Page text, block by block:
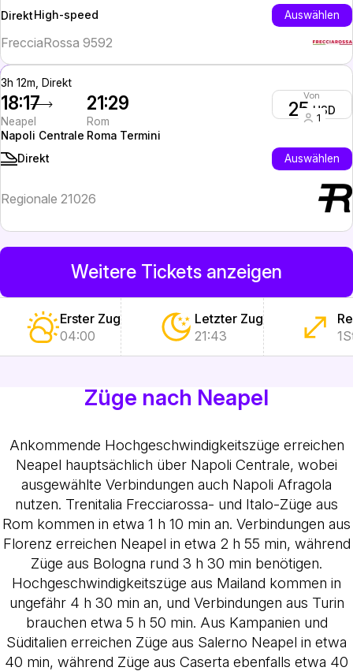
Direkt High-speed Auswählen
FrecciaRossa 9592
3h 12m, Direkt
18:17
Neapel
Napoli Centrale
21:29
Rom
Roma Termini
Von
25USD
1
Direkt Auswählen
Regionale 21026
Weitere Tickets anzeigen
Erster Zug
04:00
Letzter Zug
21:43
Züge nach Neapel
Ankommende Hochgeschwindigkeitszüge erreichen
Neapel hauptsächlich über Napoli Centrale, wobei
ausgewählte Verbindungen auch Napoli Afragola
nutzen. Trenitalia Frecciarossa- und Italo-Züge aus
Rom kommen in etwa 1 h 10 min an. Verbindungen aus
Florenz erreichen Neapel in etwa 2 h 55 min, während
Züge aus Bologna rund 3 h 30 min benötigen.
Hochgeschwindigkeitszüge aus Mailand kommen in
ungefähr 4 h 30 min an, und Verbindungen aus Turin
brauchen etwa 5 h 50 min. Aus Kampanien und
Süditalien erreichen Züge aus Salerno Neapel in etwa
40 min, während Züge aus Caserta ebenfalls etwa 40